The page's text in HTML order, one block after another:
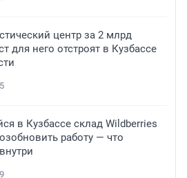
центр за 2 млрд
для него отстроят в Кузбассе
5
в Кузбассе склад Wildberries
работу — что
9